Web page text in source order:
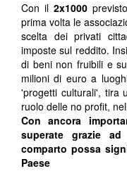
Con il 2x1000
prima volta le
scelta dei privati
imposte sul reddito.
di beni non fruibili e
milioni di euro a
'progetti culturali', tira
ruolo delle no profit,
Con ancora
superate grazie
comparto possa
Paese